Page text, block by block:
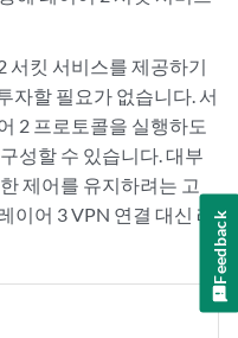
서킷 서비스를 제공하기
자할 필요가 없습니다. 서
2 프로토콜을 실행하도
성할 수 있습니다. 대부
제어를 유지하려는 고
이어 3 VPN 연결 대신 레Feedback